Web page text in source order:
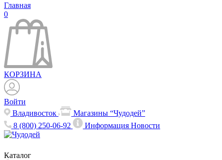
Главная
0
КОРЗИНА
Войти
Владивосток
Магазины “Чудодей”
8 (800) 250-06-92
ИнформацияНовости
Каталог